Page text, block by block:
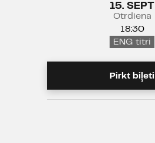
15. SEPT
Otrdiena
18:30
ENG titri
Pirkt biļeti